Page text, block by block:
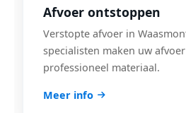
Afvoer ontstoppen
Verstopte afvoer in
specialisten maken uw
professioneel materiaal.
Meer info